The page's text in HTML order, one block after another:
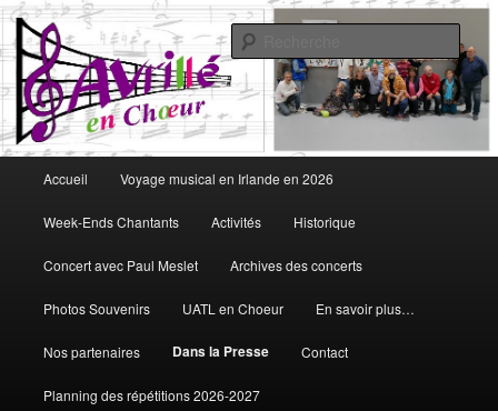
Aller
au
contenu
principalAvrillé en Choeur
Vous aimez chanter, Avrillé en Choeur est fait pour vous
principal
Accueil Voyage musical en Irlande en 2026
Week-Ends Chantants Activités Historique
Concert avec Paul Meslet Archives des concerts
Photos Souvenirs UATL en Choeur En savoir plus…
Nos partenaires Dans la Presse Contact
Planning des répétitions 2026-2027